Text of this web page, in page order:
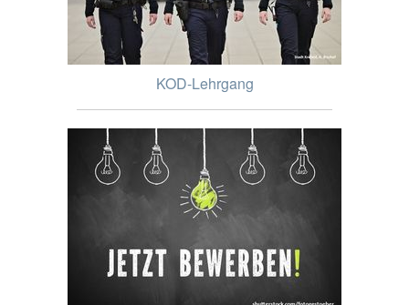
KOD-Lehrgang